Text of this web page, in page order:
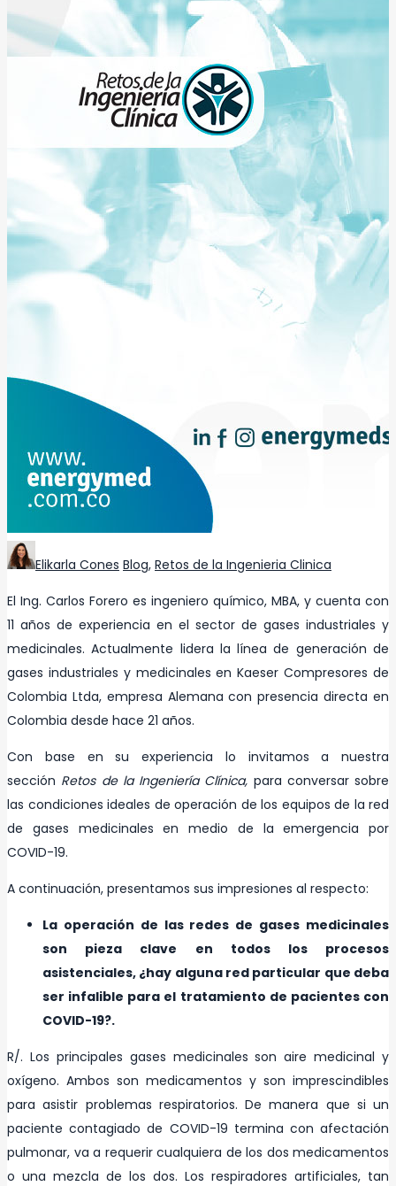
Contingencia
COVID-19
EnergyMed: Energía Que Cura/Blog/ Blog/Retos De La
Ingeniería Clínica: Operación Del Servicio De Gases
Medicinales Durante La Contingencia COVID-19
Elikarla Cones Blog, Retos de la Ingenieria Clinica
El Ing. Carlos Forero es ingeniero químico, MBA, y cuenta con
11 años de experiencia en el sector de gases industriales y
medicinales. Actualmente lidera la línea de generación de
gases industriales y medicinales en Kaeser Compresores de
Colombia Ltda, empresa Alemana con presencia directa en
Colombia desde hace 21 años.
Con base en su experiencia lo invitamos a nuestra
sección Retos de la Ingeniería Clínica, para conversar sobre
las condiciones ideales de operación de los equipos de la red
de gases medicinales en medio de la emergencia por
COVID-19.
A continuación, presentamos sus impresiones al respecto:
La operación de las redes de gases medicinales
son pieza clave en todos los procesos
asistenciales, ¿hay alguna red particular que deba
ser infalible para el tratamiento de pacientes con
COVID-19?.
R/. Los principales gases medicinales son aire medicinal y
oxígeno. Ambos son medicamentos y son imprescindibles
para asistir problemas respiratorios. De manera que si un
paciente contagiado de COVID-19 termina con afectación
pulmonar, va a requerir cualquiera de los dos medicamentos
o una mezcla de los dos. Los respiradores artificiales, tan